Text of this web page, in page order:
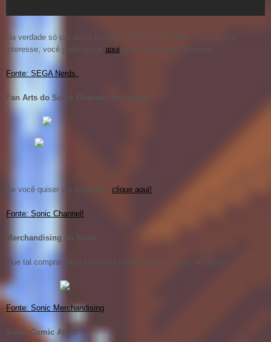
Na verdade só um demo foi feito, e está aí no vídeo. Caso tenha
interesse, você pode baixar aqui uma versão para Windows.
Fonte: SEGA Nerds.
Fan Arts do Sonic Channel, ano novo!
Se você quiser ver mais arte, clique aqui!
Fonte: Sonic Channel!
Merchandising do Sonic
Que tal comprar essa camiseta maneira dos 25 anos do Sonic!
Fonte: Sonic Merchandising
Sonic Comic Ato 8